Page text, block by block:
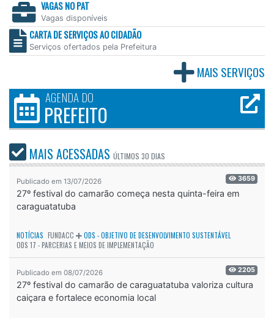
VAGAS NO PAT
Vagas disponíveis
CARTA DE SERVIÇOS AO CIDADÃO
Serviços ofertados pela Prefeitura
MAIS SERVIÇOS
AGENDA DO
PREFEITO
MAIS ACESSADAS ÚLTIMOS 30 DIAS
Publicado em 13/07/2026 3659
27º festival do camarão começa nesta quinta-feira em
caraguatatuba
NOTÍCIAS FUNDACC
ODS - OBJETIVO DE DESENVOLVIMENTO SUSTENTÁVEL
ODS 17 - PARCERIAS E MEIOS DE IMPLEMENTAÇÃO
Publicado em 08/07/2026 2205
27º festival do camarão de caraguatatuba valoriza cultura
caiçara e fortalece economia local